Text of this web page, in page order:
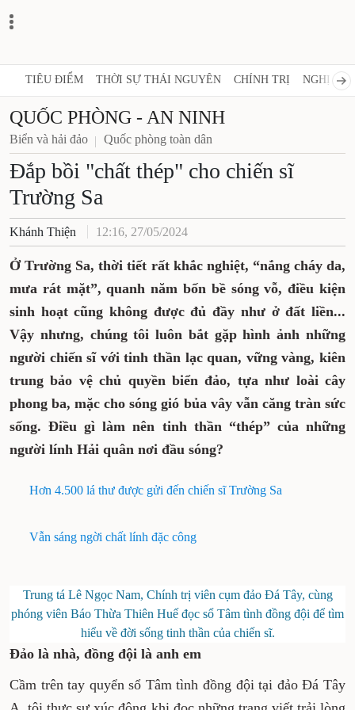
TIÊU ĐIỂM THỜI SỰ THÁI NGUYÊN CHÍNH TRỊ NGHỊ
QUỐC PHÒNG - AN NINH
Biển và hải đảo Quốc phòng toàn dân
Đắp bồi "chất thép" cho chiến
sĩ Trường Sa
Khánh Thiện 12:16, 27/05/2024
Ở Trường Sa, thời tiết rất khắc nghiệt,
“nắng cháy da, mưa rát mặt”, quanh năm
bốn bề sóng vỗ, điều kiện sinh hoạt cũng
không được đủ đầy như ở đất liền... Vậy
nhưng, chúng tôi luôn bắt gặp hình ảnh
những người chiến sĩ với tinh thần lạc
quan, vững vàng, kiên trung bảo vệ chủ
quyền biển đảo, tựa như loài cây phong ba,
mặc cho sóng gió bủa vây vẫn căng tràn sức
những người lính Hải quân nơi đầu sóng?
Hơn 4.500 lá thư được gửi đến chiến sĩ Trường Sa
Trung tá Lê Ngọc Nam, Chính trị viên cụm đảo Đá Tây,
cùng phóng viên Báo Thừa Thiên Huế đọc sổ Tâm tình
đồng đội để tìm hiểu về đời sống tinh thần của chiến sĩ.
Đảo là nhà, đồng đội là anh em